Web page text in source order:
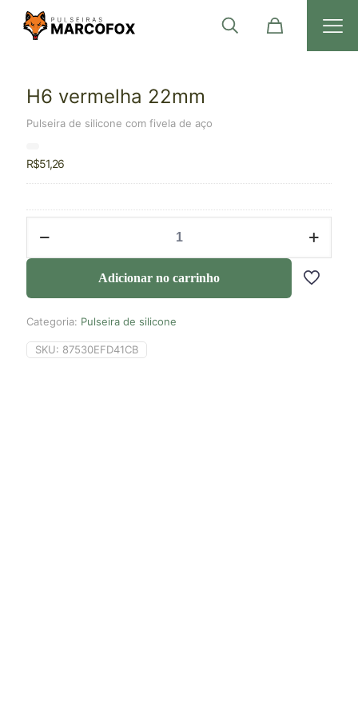
H6 vermelha 22mm
Pulseira de silicone com fivela de aço
R$51,26
Adicionar no carrinho
Categoria: Pulseira de silicone
SKU: 87530EFD41CB